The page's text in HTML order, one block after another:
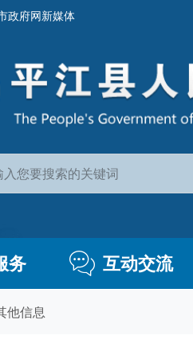
政府网新媒体
务 互动交流
他信息